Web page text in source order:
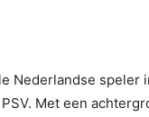
Nederlandse speler
Met een